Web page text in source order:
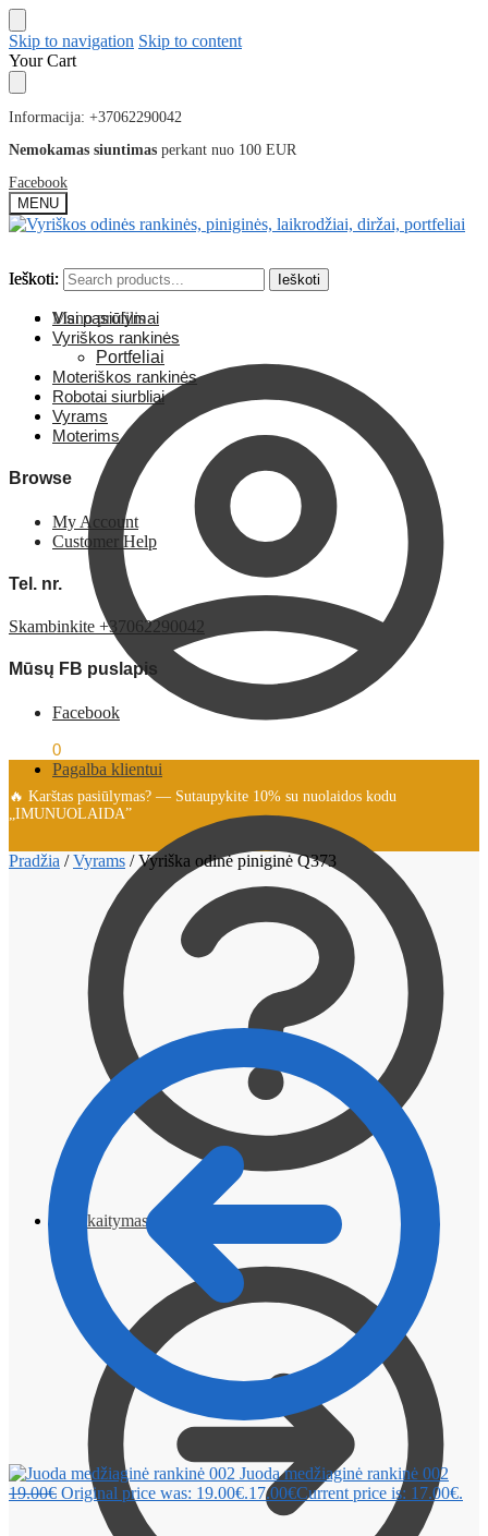
Skip to navigation Skip to content
Your Cart
Informacija: +37062290042
Nemokamas siuntimas perkant nuo 100 EUR
Facebook
MENU
Ieškoti: Ieškoti
Mano profilis
Pagalba klientui
Atsiskaitymas
Ieškoti: Ieškoti
Visi pasiūlymai
Vyriškos rankinės
Portfeliai
Moteriškos rankinės
Robotai siurbliai
Vyrams
Moterims
Browse
My Account
Customer Help
Tel. nr.
Skambinkite +37062290042
Mūsų FB puslapis
Facebook
0
🔥 Karštas pasiūlymas? — Sutaupykite 10% su nuolaidos kodu
„IMUNUOLAIDA”
Pradžia /Vyrams /Vyriška odinė piniginė Q373
Juoda medžiaginė rankinė 002
19.00€ Original price was: 19.00€.17.00€Current price is: 17.00€.